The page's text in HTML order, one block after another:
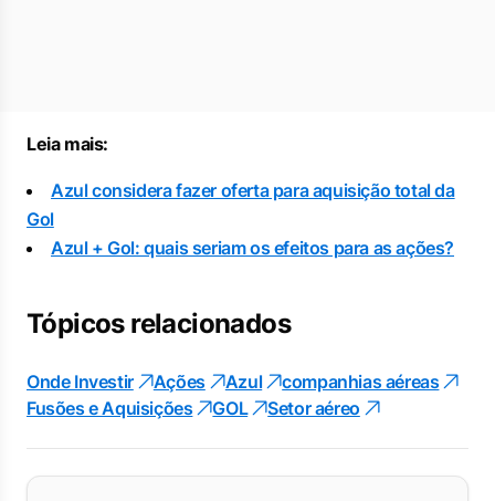
Leia mais:
Azul considera fazer oferta para aquisição total da
Gol
Azul + Gol: quais seriam os efeitos para as ações?
Tópicos relacionados
Onde Investir Ações Azul
companhias aéreas
Fusões e Aquisições
GOL Setor aéreo